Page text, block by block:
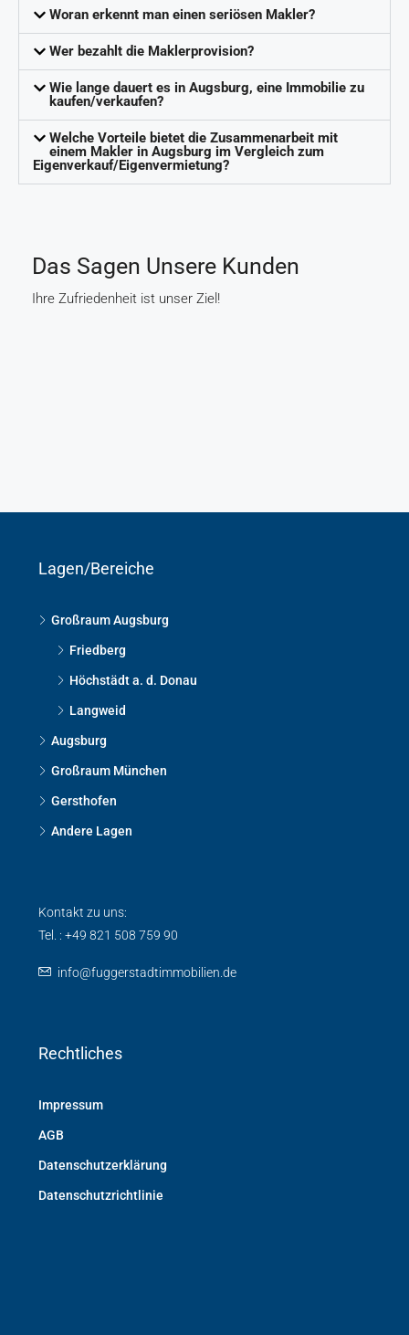
Woran erkennt man einen seriösen Makler?
Wer bezahlt die Maklerprovision?
Wie lange dauert es in Augsburg, eine Immobilie zu
kaufen/verkaufen?
Welche Vorteile bietet die Zusammenarbeit mit
einem Makler in Augsburg im Vergleich zum
Eigenverkauf/Eigenvermietung?
Das Sagen Unsere Kunden
Ihre Zufriedenheit ist unser Ziel!
Lagen/Bereiche
Großraum Augsburg
Friedberg
Höchstädt a. d. Donau
Langweid
Augsburg
Großraum München
Gersthofen
Andere Lagen
Kontakt zu uns:
Tel. : +49 821 508 759 90
info@fuggerstadtimmobilien.de
Rechtliches
Impressum
AGB
Datenschutzerklärung
Datenschutzrichtlinie